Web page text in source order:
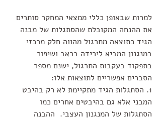
למרות שבאופן כללי ממצאי המחקר סותרים
את ההנחה המקובלת שהסתגלות של מבנה
הגיד כתוצאה מתרגול מהווה חלק מרכזי
במנגנון המביא לירידה בכאב ושיפור
בתפקוד בעקבות התרגול, ישנם מספר
הסברים אפשריים לתוצאות אלו:
1. הסתגלות הגיד מתקיימת לא רק בהיבט
המבני אלא גם בהיבטים אחרים כמו
הסתגלות של המנגנון העצבי.  ההבנה